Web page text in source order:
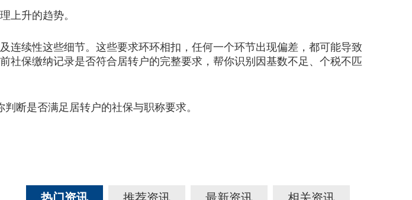
升的趋势。
续性这些细节。这些要求环环相扣，任何一个环节出现偏差，都可能导致
社保缴纳记录是否符合居转户的完整要求，帮你识别因基数不足、个税不匹
断是否满足居转户的社保与职称要求。